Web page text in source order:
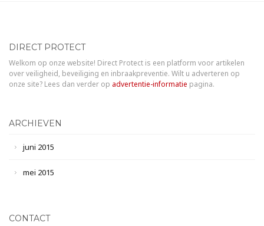
DIRECT PROTECT
Welkom op onze website! Direct Protect is een platform voor artikelen
over veiligheid, beveiliging en inbraakpreventie. Wilt u adverteren op
onze site? Lees dan verder op advertentie-informatie pagina.
ARCHIEVEN
juni 2015
mei 2015
CONTACT